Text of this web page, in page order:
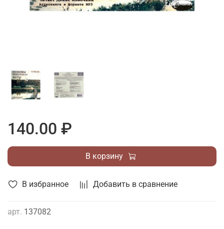
В избранное Добавить в сравнение
арт. 137082
140.00 ₽
В корзину